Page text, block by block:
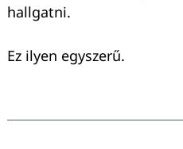
hallgatni.
Ez ilyen egyszerű.